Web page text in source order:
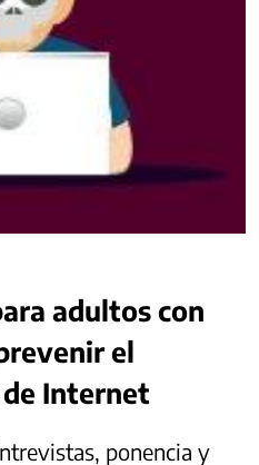
adultos con
el
Internet
ponencia y